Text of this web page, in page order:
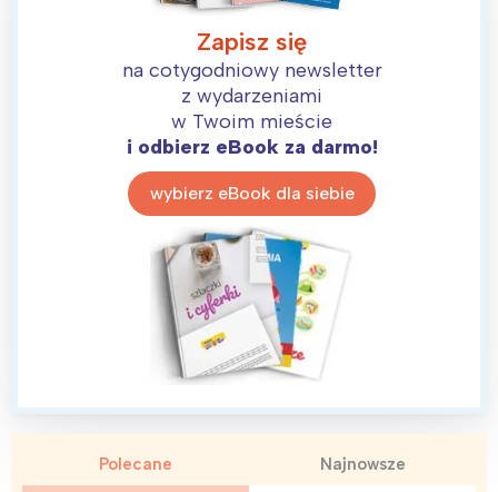
Zapisz się
na cotygodniowy newsletter
z wydarzeniami
w Twoim mieście
i odbierz eBook za darmo!
wybierz eBook dla siebie
Polecane Najnowsze
Interesują mnie wydarzenia z
tego regionu:
Warszawa Śląsk